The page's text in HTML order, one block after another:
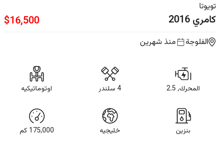
تويوتا
كامري2016
$16,500
الفلوجة منذ شهرين
المحرك, 2.5 4 سلندر اوتوماتيكيه
بنزين خليجيه 175,000 كم